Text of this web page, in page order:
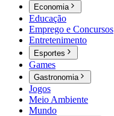
Economia
Educação
Emprego e Concursos
Entretenimento
Esportes
Games
Gastronomia
Jogos
Meio Ambiente
Mundo